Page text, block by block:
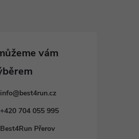
info@best4run.cz
+420 704 055 995
Best4Run Přerov